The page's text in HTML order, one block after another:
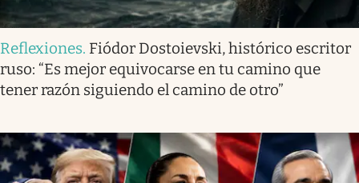
Reflexiones. Fiódor Dostoievski, histórico escritor
ruso: “Es mejor equivocarse en tu camino que
tener razón siguiendo el camino de otro”